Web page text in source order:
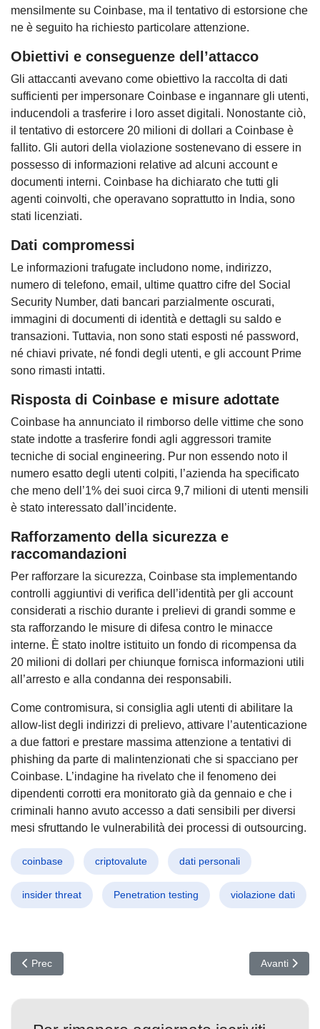
mensilmente su Coinbase, ma il tentativo di estorsione che
ne è seguito ha richiesto particolare attenzione.
Obiettivi e conseguenze dell’attacco
Gli attaccanti avevano come obiettivo la raccolta di dati
sufficienti per impersonare Coinbase e ingannare gli utenti,
inducendoli a trasferire i loro asset digitali. Nonostante ciò,
il tentativo di estorcere 20 milioni di dollari a Coinbase è
fallito. Gli autori della violazione sostenevano di essere in
possesso di informazioni relative ad alcuni account e
documenti interni. Coinbase ha dichiarato che tutti gli
agenti coinvolti, che operavano soprattutto in India, sono
stati licenziati.
Dati compromessi
Le informazioni trafugate includono nome, indirizzo,
numero di telefono, email, ultime quattro cifre del Social
Security Number, dati bancari parzialmente oscurati,
immagini di documenti di identità e dettagli su saldo e
transazioni. Tuttavia, non sono stati esposti né password,
né chiavi private, né fondi degli utenti, e gli account Prime
sono rimasti intatti.
Risposta di Coinbase e misure adottate
Coinbase ha annunciato il rimborso delle vittime che sono
state indotte a trasferire fondi agli aggressori tramite
tecniche di social engineering. Pur non essendo noto il
numero esatto degli utenti colpiti, l’azienda ha specificato
che meno dell’1% dei suoi circa 9,7 milioni di utenti mensili
è stato interessato dall’incidente.
Rafforzamento della sicurezza e
raccomandazioni
Per rafforzare la sicurezza, Coinbase sta implementando
controlli aggiuntivi di verifica dell’identità per gli account
considerati a rischio durante i prelievi di grandi somme e
sta rafforzando le misure di difesa contro le minacce
interne. È stato inoltre istituito un fondo di ricompensa da
20 milioni di dollari per chiunque fornisca informazioni utili
all’arresto e alla condanna dei responsabili.
Come contromisura, si consiglia agli utenti di abilitare la
allow-list degli indirizzi di prelievo, attivare l’autenticazione
a due fattori e prestare massima attenzione a tentativi di
phishing da parte di malintenzionati che si spacciano per
Coinbase. L’indagine ha rivelato che il fenomeno dei
dipendenti corrotti era monitorato già da gennaio e che i
criminali hanno avuto accesso a dati sensibili per diversi
mesi sfruttando le vulnerabilità dei processi di outsourcing.
coinbase criptovalute dati personali
insider threat Penetration testing violazione dati
Articolo precedente: MagicINFO Sotto Attacco: Patch Urgente di
Prec Articolo
Avanti